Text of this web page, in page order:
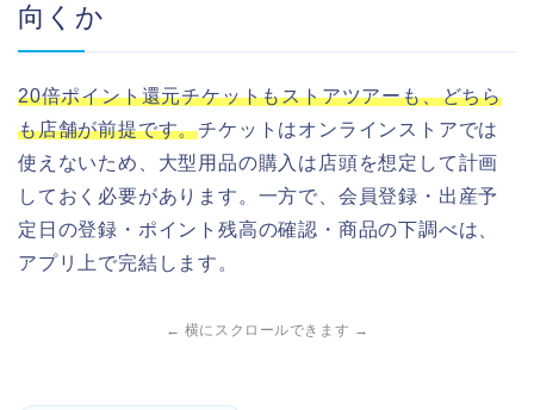
向くか
20倍ポイント還元チケットもストアツアーも、どちら
も店舗が前提です。チケットはオンラインストアでは
使えないため、大型用品の購入は店頭を想定して計画
しておく必要があります。一方で、会員登録・出産予
定日の登録・ポイント残高の確認・商品の下調べは、
アプリ上で完結します。
← 横にスクロールできます →